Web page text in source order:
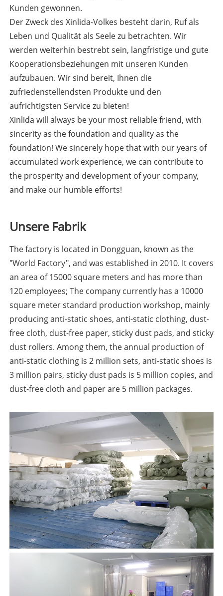
Kunden gewonnen.
Der Zweck des Xinlida-Volkes besteht darin, Ruf als
Leben und Qualität als Seele zu betrachten. Wir
werden weiterhin bestrebt sein, langfristige und gute
Kooperationsbeziehungen mit unseren Kunden
aufzubauen. Wir sind bereit, Ihnen die
zufriedenstellendsten Produkte und den
aufrichtigsten Service zu bieten!
Xinlida will always be your most reliable friend, with
sincerity as the foundation and quality as the
foundation! We sincerely hope that with our years of
accumulated work experience, we can contribute to
the prosperity and development of your company,
and make our humble efforts!
Unsere Fabrik
The factory is located in Dongguan, known as the
"World Factory", and was established in 2010. It covers
an area of 15000 square meters and has more than
120 employees; The company currently has a 10000
square meter standard production workshop, mainly
producing anti-static shoes, anti-static clothing, dust-
free cloth, dust-free paper, sticky dust pads, and sticky
dust rollers. Among them, the annual production of
anti-static clothing is 2 million sets, anti-static shoes is
3 million pairs, sticky dust pads is 5 million copies, and
dust-free cloth and paper are 5 million packages.